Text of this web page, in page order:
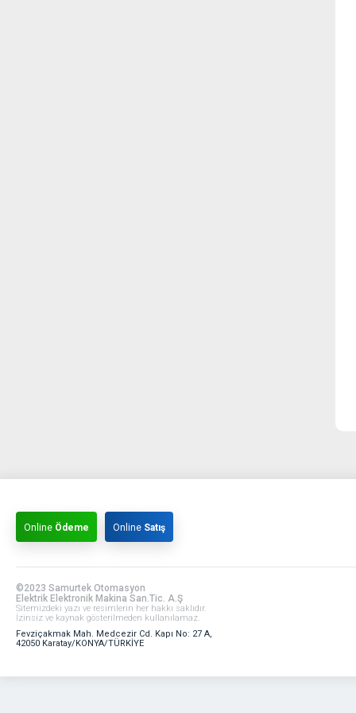
Online Ödeme Online Satış
©2023 Samurtek Otomasyon
Elektrik Elektronik Makina San.Tic. A.Ş
Sitemizdeki yazı ve resimlerin her hakkı saklıdır.
İzinsiz ve kaynak gösterilmeden kullanılamaz.
Fevziçakmak Mah. Medcezir Cd. Kapı No: 27 A,
42050 Karatay/KONYA/TÜRKİYE